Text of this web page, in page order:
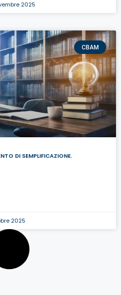
2025
CBAM
DI SEMPLIFICAZIONE.
2025